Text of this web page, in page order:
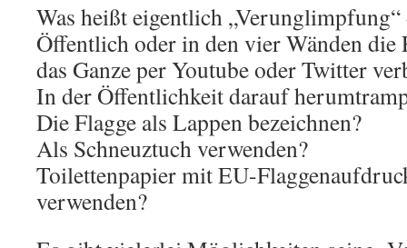
Was heißt eigentlich „Verunglimpfung“
Öffentlich oder in den vier Wänden die
das Ganze per Youtube oder Twitter
In der Öffentlichkeit darauf
Die Flagge als Lappen bezeichnen?
Als Schneuztuch verwenden?
Toilettenpapier mit EU-
verwenden?